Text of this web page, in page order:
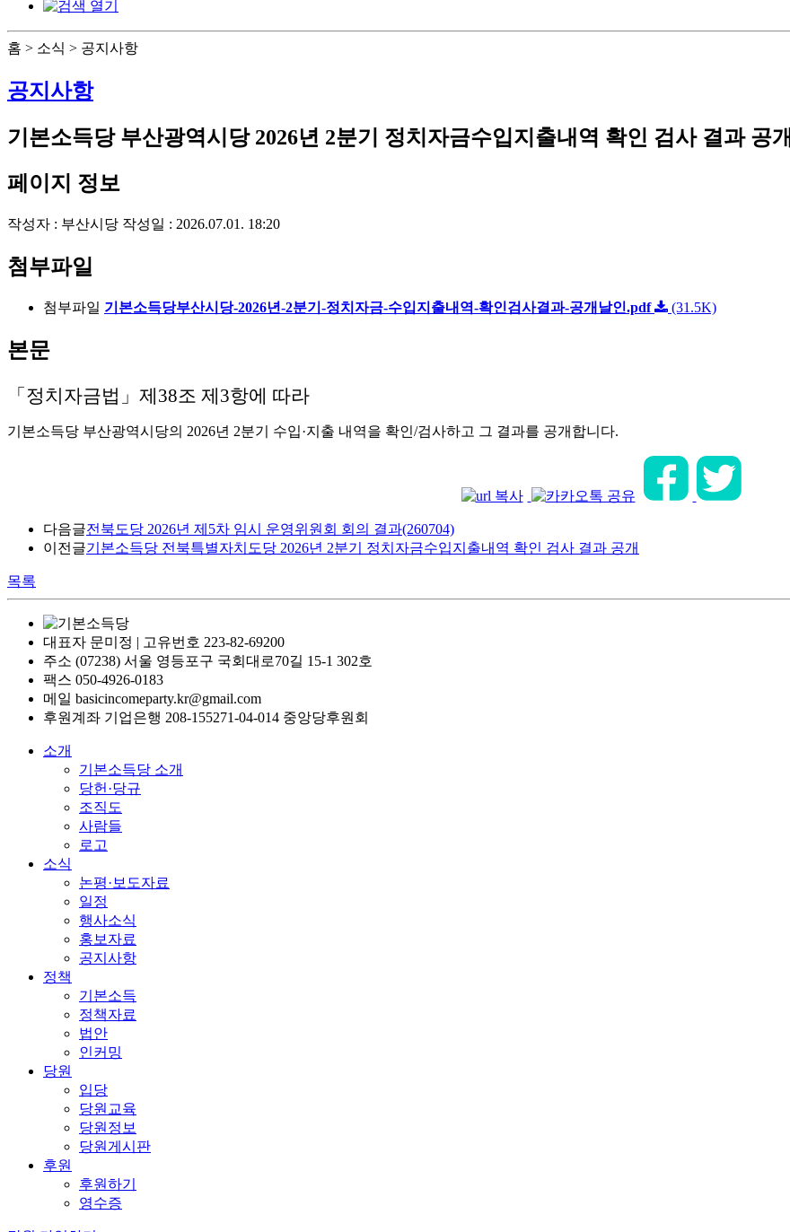
홈 > 소식 > 공지사항
공지사항
기본소득당 부산광역시당 2026년 2분기 정치자금수입지출내역 확인 검사 결과 공개
페이지 정보
작성자 : 부산시당 작성일 : 2026.07.01. 18:20
첨부파일
첨부파일 기본소득당부산시당-2026년-2분기-정치자금-수입지출내역-확인검사결과-공개날인.pdf (31.5K)
본문
「정치자금법」제38조 제3항에 따라
기본소득당 부산광역시당의 2026년 2분기 수입·지출 내역을 확인/검사하고 그 결과를 공개합니다.
다음글전북도당 2026년 제5차 임시 운영위원회 회의 결과(260704)
이전글기본소득당 전북특별자치도당 2026년 2분기 정치자금수입지출내역 확인 검사 결과 공개
목록
대표자 문미정 | 고유번호 223-82-69200
주소 (07238) 서울 영등포구 국회대로70길 15-1 302호
팩스 050-4926-0183
메일 basicincomeparty.kr@gmail.com
후원계좌 기업은행 208-155271-04-014 중앙당후원회
소개
기본소득당 소개
당헌·당규
조직도
사람들
로고
소식
논평·보도자료
일정
행사소식
홍보자료
공지사항
정책
기본소득
정책자료
법안
인커밍
당원
입당
당원교육
당원정보
당원게시판
후원
후원하기
영수증